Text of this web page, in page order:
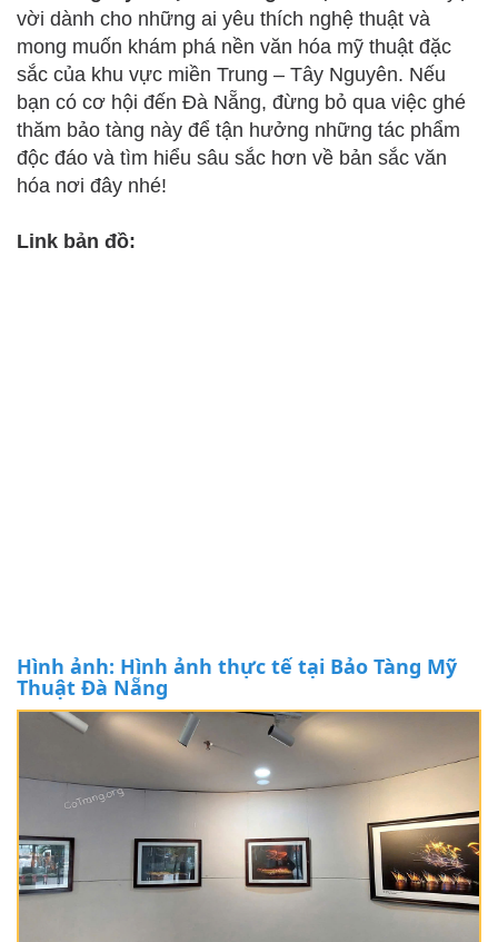
vời dành cho những ai yêu thích nghệ thuật và
mong muốn khám phá nền văn hóa mỹ thuật đặc
sắc của khu vực miền Trung – Tây Nguyên. Nếu
bạn có cơ hội đến Đà Nẵng, đừng bỏ qua việc ghé
thăm bảo tàng này để tận hưởng những tác phẩm
độc đáo và tìm hiểu sâu sắc hơn về bản sắc văn
hóa nơi đây nhé!
Link bản đồ:
Hình ảnh: Hình ảnh thực tế tại Bảo Tàng Mỹ
Thuật Đà Nẵng